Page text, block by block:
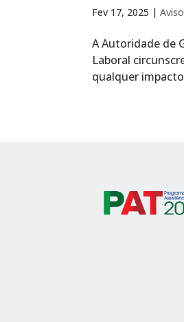
Fev 17, 2025 |
A Autoridade de
Laboral
qualquer